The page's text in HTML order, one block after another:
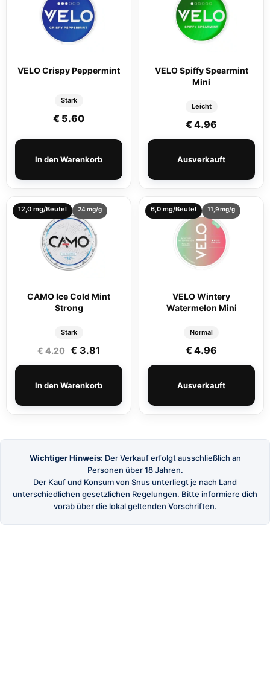
VELO Crispy Peppermint
Stark
€ 5.60
In den Warenkorb
VELO Spiffy Spearmint
Mini
Leicht
€ 4.96
Ausverkauft
12,0 mg/Beutel 24 mg/g
CAMO Ice Cold Mint
Strong
Stark
€4.20 Ursprünglicher Preis war: € 4.20
€ 3.81 Aktueller Preis ist: € 3.81.
In den Warenkorb
6,0 mg/Beutel 11,9 mg/g
VELO Wintery
Watermelon Mini
Normal
€ 4.96
Ausverkauft
Wichtiger Hinweis: Der Verkauf erfolgt ausschließlich an
Personen über 18 Jahren.
Der Kauf und Konsum von Snus unterliegt je nach Land
unterschiedlichen gesetzlichen Regelungen. Bitte informiere dich
vorab über die lokal geltenden Vorschriften.